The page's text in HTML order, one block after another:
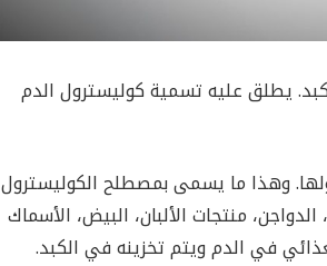
يطلق عليه تسمية كوليسترول الدم
وهذا ما يسمى بمصطلح الكوليسترول
منتجات الألبان، البيض، الأسماك
في الدم ويتم تخزينه في الكبد.